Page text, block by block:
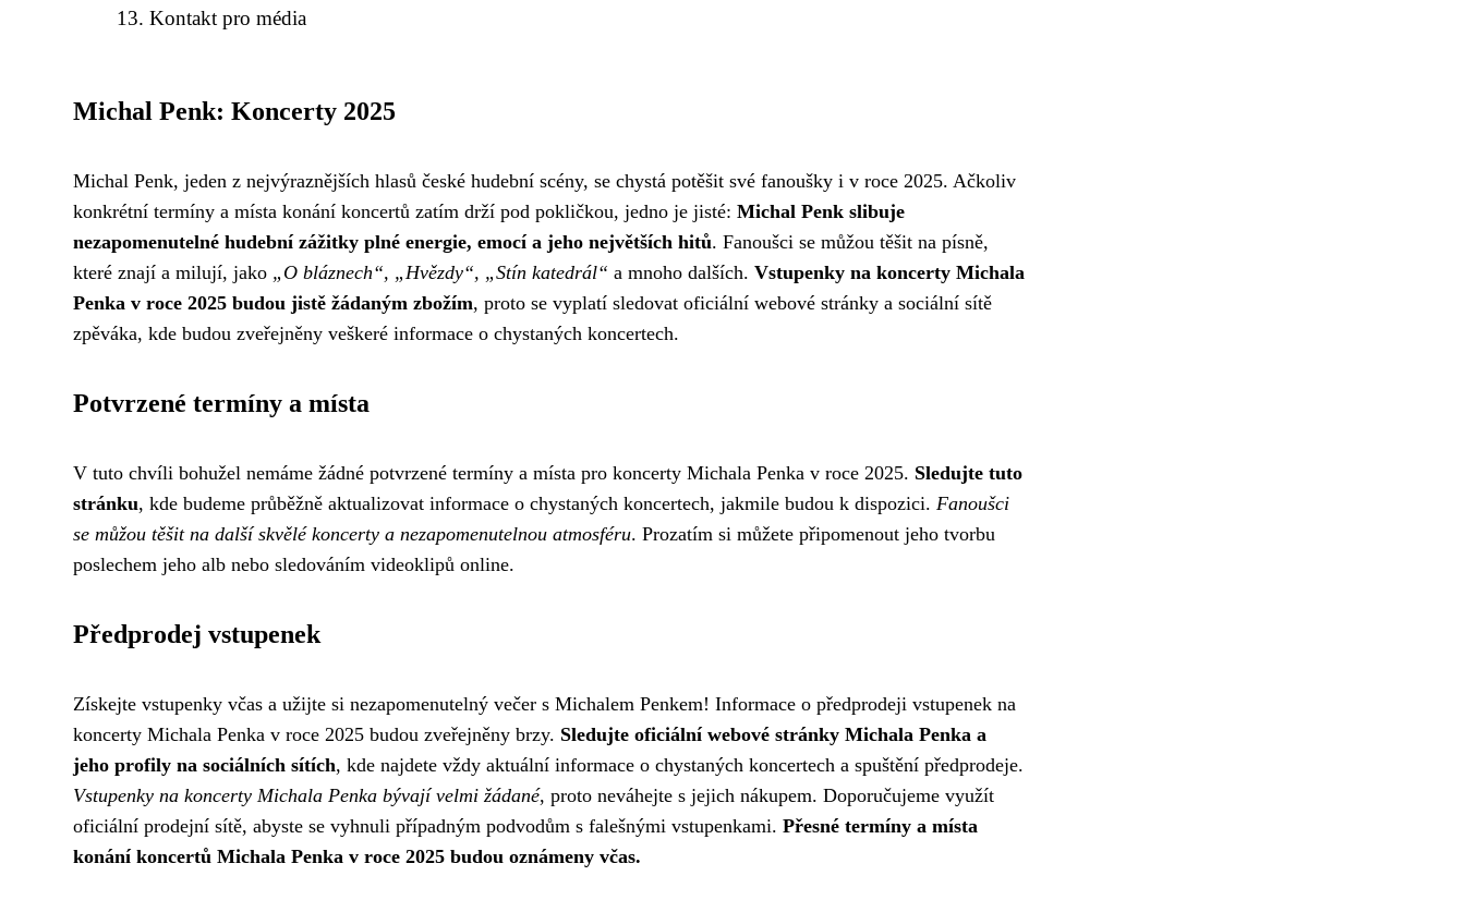
Kontakt pro média
Michal Penk: Koncerty 2025
Michal Penk, jeden z nejvýraznějších hlasů české hudební scény, se chystá potěšit své fanoušky i v roce 2025. Ačkoliv
konkrétní termíny a místa konání koncertů zatím drží pod pokličkou, jedno je jisté: Michal Penk slibuje
nezapomenutelné hudební zážitky plné energie, emocí a jeho největších hitů. Fanoušci se můžou těšit na písně,
které znají a milují, jako „O bláznech“, „Hvězdy“, „Stín katedrál“ a mnoho dalších. Vstupenky na koncerty Michala
Penka v roce 2025 budou jistě žádaným zbožím, proto se vyplatí sledovat oficiální webové stránky a sociální sítě
zpěváka, kde budou zveřejněny veškeré informace o chystaných koncertech.
Potvrzené termíny a místa
V tuto chvíli bohužel nemáme žádné potvrzené termíny a místa pro koncerty Michala Penka v roce 2025. Sledujte tuto
stránku, kde budeme průběžně aktualizovat informace o chystaných koncertech, jakmile budou k dispozici. Fanoušci
se můžou těšit na další skvělé koncerty a nezapomenutelnou atmosféru. Prozatím si můžete připomenout jeho tvorbu
poslechem jeho alb nebo sledováním videoklipů online.
Předprodej vstupenek
Získejte vstupenky včas a užijte si nezapomenutelný večer s Michalem Penkem! Informace o předprodeji vstupenek na
koncerty Michala Penka v roce 2025 budou zveřejněny brzy. Sledujte oficiální webové stránky Michala Penka a
jeho profily na sociálních sítích, kde najdete vždy aktuální informace o chystaných koncertech a spuštění předprodeje.
Vstupenky na koncerty Michala Penka bývají velmi žádané, proto neváhejte s jejich nákupem. Doporučujeme využít
oficiální prodejní sítě, abyste se vyhnuli případným podvodům s falešnými vstupenkami. Přesné termíny a místa
konání koncertů Michala Penka v roce 2025 budou oznámeny včas.